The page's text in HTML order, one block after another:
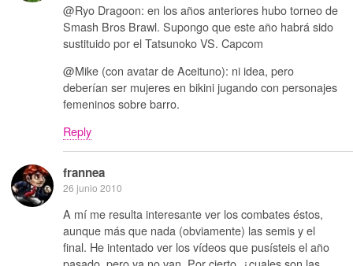
@Ryo Dragoon: en los años anteriores hubo torneo de
Smash Bros Brawl. Supongo que este año habrá sido
sustituido por el Tatsunoko VS. Capcom
@Mike (con avatar de Aceituno): ni idea, pero
deberían ser mujeres en bikini jugando con personajes
femeninos sobre barro.
Reply
frannea
26 junio 2010
A mí me resulta interesante ver los combates éstos,
aunque más que nada (obviamente) las semis y el
final. He intentado ver los vídeos que pusísteis el año